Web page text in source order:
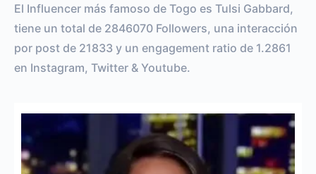
El Influencer más famoso de Togo es Tulsi Gabbard,
tiene un total de 2846070 Followers, una interacción
por post de 21833 y un engagement ratio de 1.2861
en Instagram, Twitter & Youtube.